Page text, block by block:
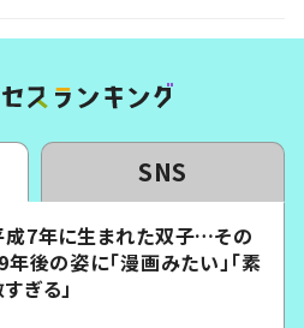
SNS
成7年に生まれた双子…その
年後の姿に「漫画みたい」「素
ぎる」